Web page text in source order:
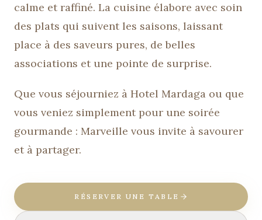
calme et raffiné. La cuisine élabore avec soin
des plats qui suivent les saisons, laissant
place à des saveurs pures, de belles
associations et une pointe de surprise.
Que vous séjourniez à Hotel Mardaga ou que
vous veniez simplement pour une soirée
gourmande : Marveille vous invite à savourer
et à partager.
RÉSERVER UNE TABLE